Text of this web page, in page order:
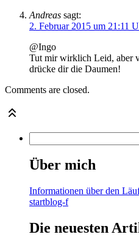
Andreas sagt:
2. Februar 2015 um 21:11
@Ingo
Tut mir wirklich Leid, aber
drücke dir die Daumen!
Comments are closed.
Über mich
Informationen über den
startblog-f
Die neuesten